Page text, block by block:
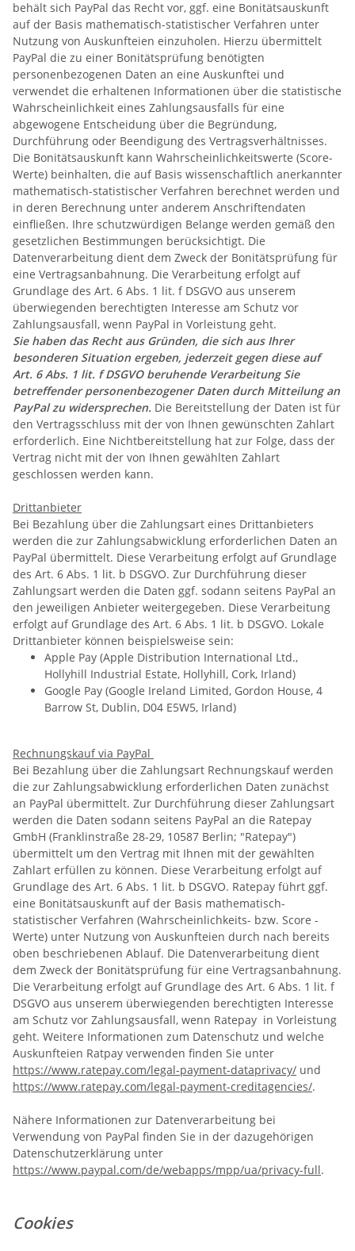
behält sich PayPal das Recht vor, ggf. eine Bonitätsauskunft
auf der Basis mathematisch-statistischer Verfahren unter
Nutzung von Auskunfteien einzuholen. Hierzu übermittelt
PayPal die zu einer Bonitätsprüfung benötigten
personenbezogenen Daten an eine Auskunftei und
verwendet die erhaltenen Informationen über die statistische
Wahrscheinlichkeit eines Zahlungsausfalls für eine
abgewogene Entscheidung über die Begründung,
Durchführung oder Beendigung des Vertragsverhältnisses.
Die Bonitätsauskunft kann Wahrscheinlichkeitswerte (Score-
Werte) beinhalten, die auf Basis wissenschaftlich anerkannter
mathematisch-statistischer Verfahren berechnet werden und
in deren Berechnung unter anderem Anschriftendaten
einfließen. Ihre schutzwürdigen Belange werden gemäß den
gesetzlichen Bestimmungen berücksichtigt. Die
Datenverarbeitung dient dem Zweck der Bonitätsprüfung für
eine Vertragsanbahnung. Die Verarbeitung erfolgt auf
Grundlage des Art. 6 Abs. 1 lit. f DSGVO aus unserem
überwiegenden berechtigten Interesse am Schutz vor
Zahlungsausfall, wenn PayPal in Vorleistung geht.
Sie haben das Recht aus Gründen, die sich aus Ihrer
besonderen Situation ergeben, jederzeit gegen diese auf
Art. 6 Abs. 1 lit. f DSGVO beruhende Verarbeitung Sie
betreffender personenbezogener Daten durch Mitteilung an
PayPal zu widersprechen. Die Bereitstellung der Daten ist für
den Vertragsschluss mit der von Ihnen gewünschten Zahlart
erforderlich. Eine Nichtbereitstellung hat zur Folge, dass der
Vertrag nicht mit der von Ihnen gewählten Zahlart
geschlossen werden kann.
Drittanbieter
Bei Bezahlung über die Zahlungsart eines Drittanbieters
werden die zur Zahlungsabwicklung erforderlichen Daten an
PayPal übermittelt. Diese Verarbeitung erfolgt auf Grundlage
des Art. 6 Abs. 1 lit. b DSGVO. Zur Durchführung dieser
Zahlungsart werden die Daten ggf. sodann seitens PayPal an
den jeweiligen Anbieter weitergegeben. Diese Verarbeitung
erfolgt auf Grundlage des Art. 6 Abs. 1 lit. b DSGVO. Lokale
Drittanbieter können beispielsweise sein:
Apple Pay (Apple Distribution International Ltd.,
Hollyhill Industrial Estate, Hollyhill, Cork, Irland)
Google Pay (Google Ireland Limited, Gordon House, 4
Barrow St, Dublin, D04 E5W5, Irland)
Rechnungskauf via PayPal
Bei Bezahlung über die Zahlungsart Rechnungskauf werden
die zur Zahlungsabwicklung erforderlichen Daten zunächst
an PayPal übermittelt. Zur Durchführung dieser Zahlungsart
werden die Daten sodann seitens PayPal an die Ratepay
GmbH (Franklinstraße 28-29, 10587 Berlin; "Ratepay")
übermittelt um den Vertrag mit Ihnen mit der gewählten
Zahlart erfüllen zu können. Diese Verarbeitung erfolgt auf
Grundlage des Art. 6 Abs. 1 lit. b DSGVO. Ratepay führt ggf.
eine Bonitätsauskunft auf der Basis mathematisch-
statistischer Verfahren (Wahrscheinlichkeits- bzw. Score -
Werte) unter Nutzung von Auskunfteien durch nach bereits
oben beschriebenen Ablauf. Die Datenverarbeitung dient
dem Zweck der Bonitätsprüfung für eine Vertragsanbahnung.
Die Verarbeitung erfolgt auf Grundlage des Art. 6 Abs. 1 lit. f
DSGVO aus unserem überwiegenden berechtigten Interesse
am Schutz vor Zahlungsausfall, wenn Ratepay in Vorleistung
geht. Weitere Informationen zum Datenschutz und welche
Auskunfteien Ratpay verwenden finden Sie unter
https://www.ratepay.com/legal-payment-dataprivacy/ und
https://www.ratepay.com/legal-payment-creditagencies/.
Nähere Informationen zur Datenverarbeitung bei
Verwendung von PayPal finden Sie in der dazugehörigen
Datenschutzerklärung unter
https://www.paypal.com/de/webapps/mpp/ua/privacy-full.
Cookies